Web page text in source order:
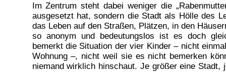
Im Zentrum steht dabei weniger die
ausgesetzt hat, sondern die Stadt als Hölle des
das Leben auf den Straßen, Plätzen, in den
so anonym und bedeutungslos ist es doch
bemerkt die Situation der vier Kinder – nicht
Wohnung –, nicht weil sie es nicht bemerken
niemand wirklich hinschaut. Je größer eine Stadt,